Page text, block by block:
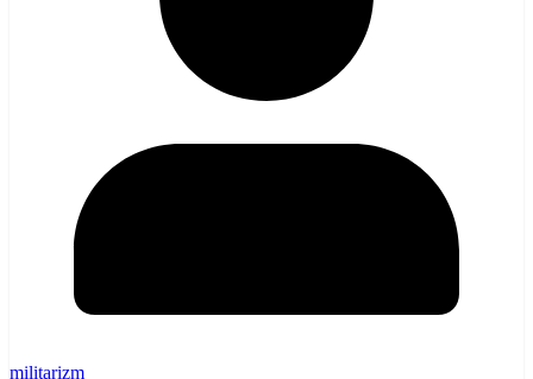
militarizm